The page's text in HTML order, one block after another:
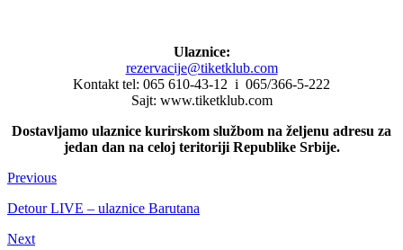
Ulaznice:
rezervacije@tiketklub.com
Kontakt tel: 065 610-43-12 i 065/366-5-222
Sajt: www.tiketklub.com
Dostavljamo ulaznice kurirskom službom na željenu adresu za
jedan dan na celoj teritoriji Republike Srbije.
Previous
Detour LIVE – ulaznice Barutana
Next